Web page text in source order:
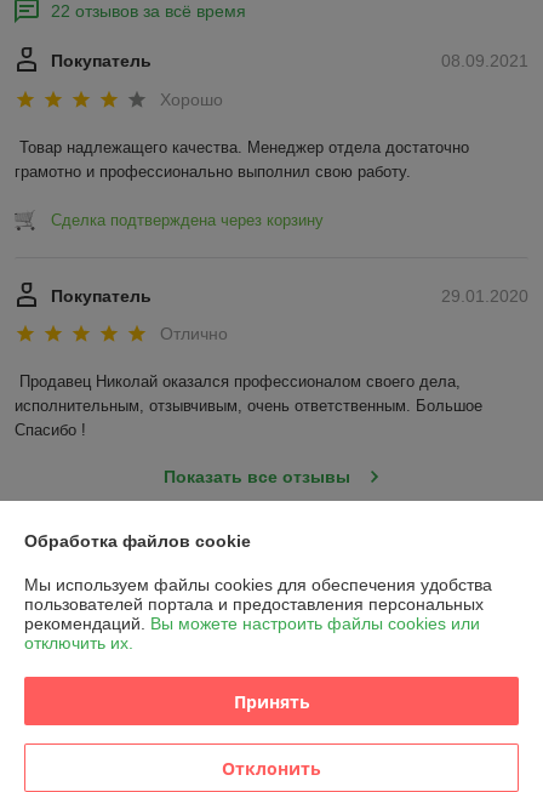
22 отзывов за всё время
08.09.2021
Покупатель
Хорошо
Товар надлежащего качества. Менеджер отдела достаточно
грамотно и профессионально выполнил свою работу.
Сделка подтверждена через корзину
29.01.2020
Покупатель
Отлично
Продавец Николай оказался профессионалом своего дела,
исполнительным, отзывчивым, очень ответственным. Большое
Спасибо !
Показать все отзывы
Контакты
Доставка и оплата
График работы
Полная версия сайта
Обработка файлов cookie
Мы используем файлы cookies для обеспечения удобства
пользователей портала и предоставления персональных
рекомендаций. Вы можете настроить файлы cookies или
отключить их.
Принять
Отклонить